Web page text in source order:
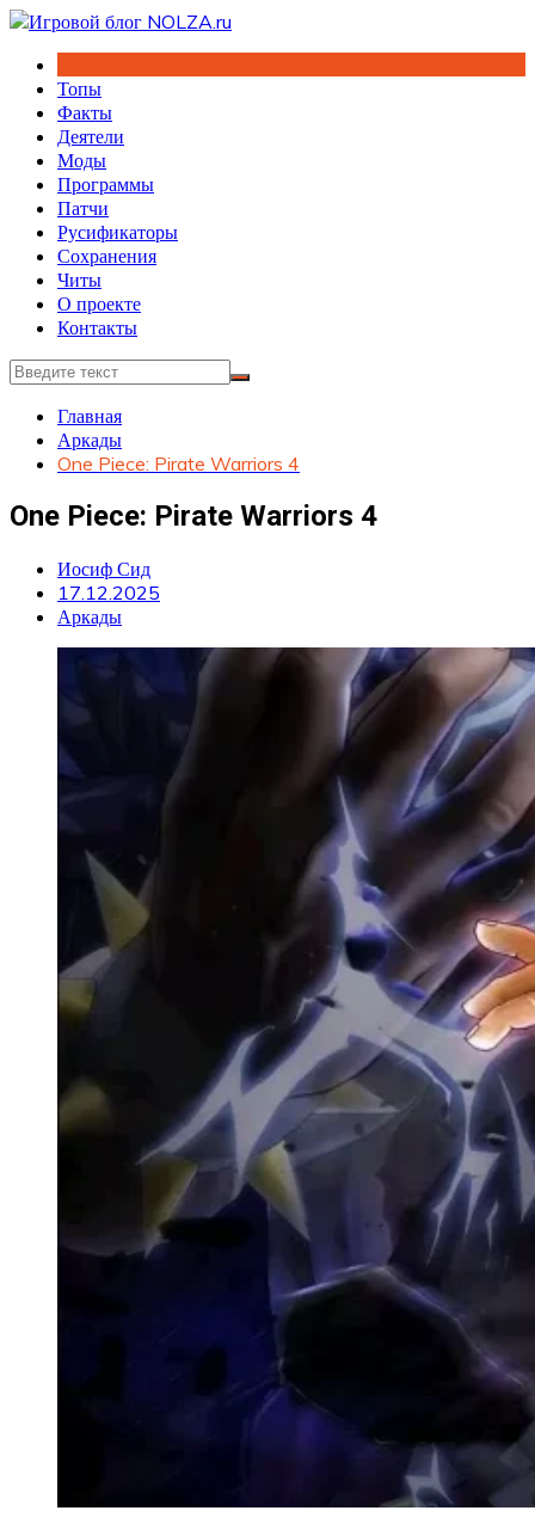
Перейти
содержимому
Топы
Факты
Деятели
Моды
Программы
Патчи
Русификаторы
Сохранения
Читы
О проекте
Контакты
Главная
Аркады
One Piece: Pirate Warriors 4
One Piece: Pirate Warriors 4
Иосиф Сид
17.12.2025
Аркады